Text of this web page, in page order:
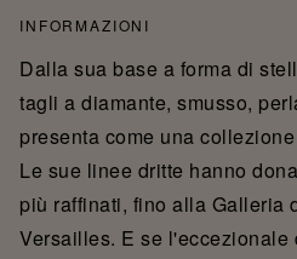
INFORMAZIONI
Dalla sua base a forma di
tagli a diamante, smusso,
presenta come una
Le sue linee dritte hanno
più raffinati, fino alla Galleria
Versailles. E se l'eccezionale